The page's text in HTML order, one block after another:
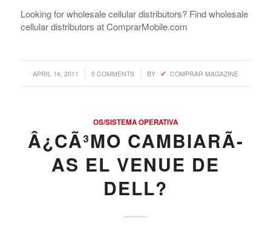
Looking for wholesale cellular distributors? Find wholesale
cellular distributors at ComprarMobile.com
APRIL 14, 2011
/ 0 COMMENTS
/ BY COMPRAR MAGAZINE
OS/SISTEMA OPERATIVA
Â¿CÃ³MO CAMBIARÃ­
AS EL VENUE DE
DELL?